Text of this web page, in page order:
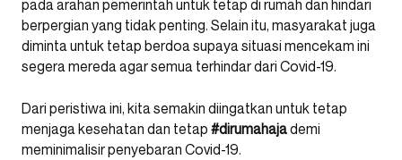
pada arahan pemerintah untuk tetap di rumah dan hindari
berpergian yang tidak penting. Selain itu, masyarakat juga
diminta untuk tetap berdoa supaya situasi mencekam ini
segera mereda agar semua terhindar dari Covid-19.
Dari peristiwa ini, kita semakin diingatkan untuk tetap
menjaga kesehatan dan tetap #dirumahajademi
meminimalisir penyebaran Covid-19.